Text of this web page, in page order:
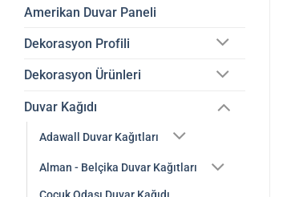
Amerikan Duvar Paneli
Dekorasyon Profili
Dekorasyon Ürünleri
Duvar Kağıdı
Adawall Duvar Kağıtları
Alman - Belçika Duvar Kağıtları